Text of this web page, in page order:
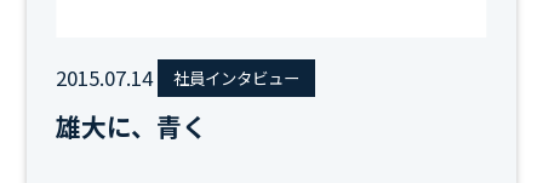
2015.07.14 社員インタビュー
雄大に、青く